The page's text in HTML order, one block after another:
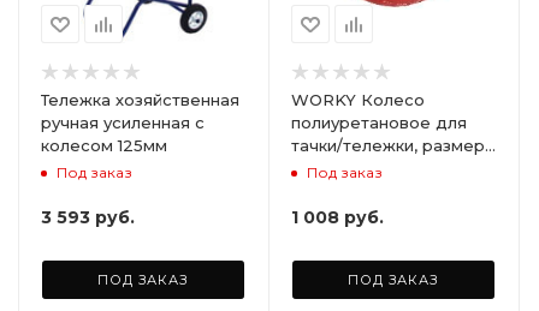
Тележка хозяйственная
ручная усиленная с
колесом 125мм
Под заказ
3 593 руб.
ПОД ЗАКАЗ
WORKY Колесо
полиуретановое для
тачки/тележки, размер
4,00-6 ( d 330 мм )
симметричная ступица,
ARD255884
Под заказ
1 008 руб.
ПОД ЗАКАЗ